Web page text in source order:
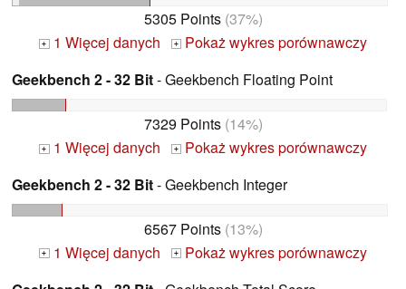
5305 Points(37%)
+ 1 Więcej danych +
Pokaż wykres porównawczy
Geekbench 2 - 32 Bit- Geekbench Floating Point
7329 Points(14%)
+ 1 Więcej danych +
Pokaż wykres porównawczy
Geekbench 2 - 32 Bit- Geekbench Integer
6567 Points(13%)
+ 1 Więcej danych +
Pokaż wykres porównawczy